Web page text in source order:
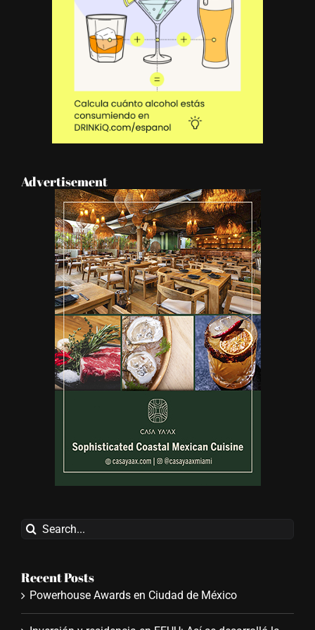
Advertisement
Search
Recent Posts
Powerhouse Awards en Ciudad de México